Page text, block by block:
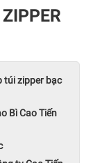
túi zipper bạc
Bì Cao Tiến